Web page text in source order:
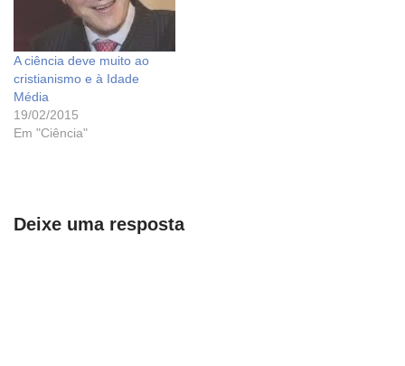
A ciência deve muito ao
cristianismo e à Idade
Média
19/02/2015
Em "Ciência"
Deixe uma resposta